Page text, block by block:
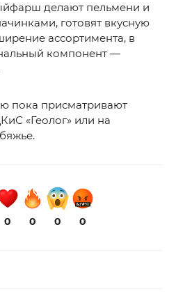
делают пельмени и
готовят вкусную
ассортимента, в
компонент —
пока присматривают
«Геолог» или на
0 0 0 0